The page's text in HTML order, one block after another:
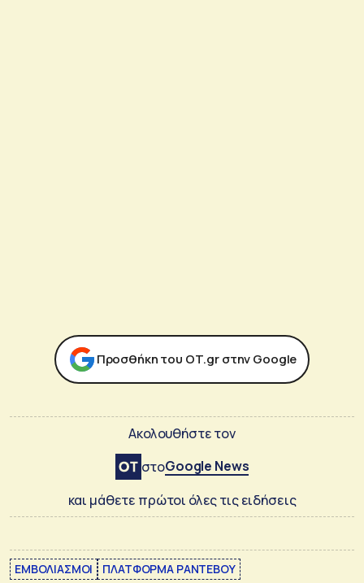
Προσθήκη του ΟΤ.gr στην Google
Ακολουθήστε τον
στοGoogle News
και μάθετε πρώτοι όλες τις ειδήσεις
ΕΜΒΟΛΙΑΣΜΟΙ ΠΛΑΤΦΟΡΜΑ ΡΑΝΤΕΒΟΥ